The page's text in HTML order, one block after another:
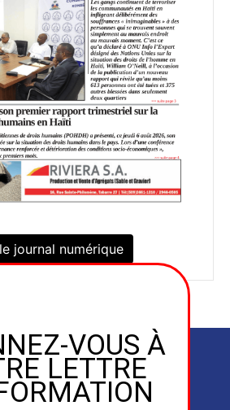
journal numérique
VOUS À
LETTRE